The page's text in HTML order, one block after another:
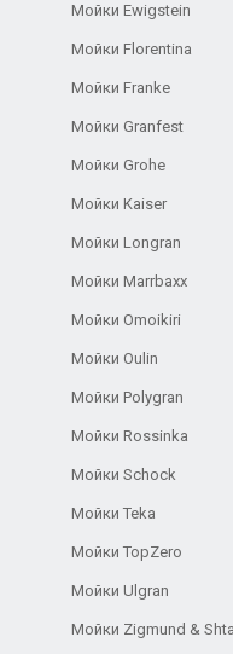
Мойки Ewigstein
Мойки Florentina
Мойки Franke
Мойки Granfest
Мойки Grohe
Мойки Kaiser
Мойки Longran
Мойки Marrbaxx
Мойки Omoikiri
Мойки Oulin
Мойки Polygran
Мойки Rossinka
Мойки Schock
Мойки Teka
Мойки TopZero
Мойки Ulgran
Мойки Zigmund &